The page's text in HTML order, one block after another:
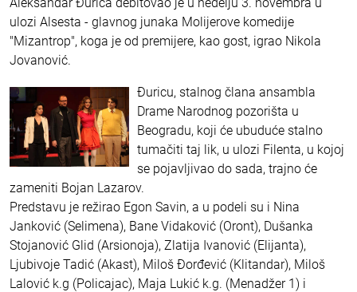
ulozi Alsesta - glavnog junaka Molijerove komedije
"Mizantrop", koga je od premijere, kao gost, igrao Nikola
Jovanović.
Đuricu, stalnog člana ansambla
Drame Narodnog pozorišta u
Beogradu, koji će ubuduće stalno
tumačiti taj lik, u ulozi Filenta, u kojoj
se pojavljivao do sada, trajno će
zameniti Bojan Lazarov.
Predstavu je režirao Egon Savin, a u podeli su i Nina
Janković (Selimena), Bane Vidaković (Oront), Dušanka
Stojanović Glid (Arsionoja), Zlatija Ivanović (Elijanta),
Ljubivoje Tadić (Akast), Miloš Đorđević (Klitandar), Miloš
Lalović k.g (Policajac), Maja Lukić k.g. (Menadžer 1) i